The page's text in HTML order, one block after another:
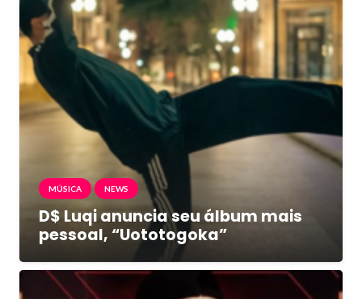
MÚSICA NEWS
D$ Luqi anuncia seu álbum mais
pessoal, “Uototogoka”